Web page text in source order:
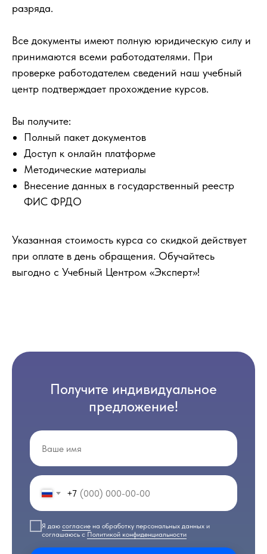
разряда.
Все документы имеют полную юридическую силу и
принимаются всеми работодателями. При
проверке работодателем сведений наш учебный
центр подтверждает прохождение курсов.
Вы получите:
Полный пакет документов
Доступ к онлайн платформе
Методические материалы
Внесение данных в государственный реестр
ФИС ФРДО
Указанная стоимость курса со скидкой действует
при оплате в день обращения. Обучайтесь
выгодно с Учебный Центром «Эксперт»!
Получите индивидуальное
предложение!
+7
Я даю согласие на обработку персональных данных и
соглашаюсь с Политикой конфиденциальности